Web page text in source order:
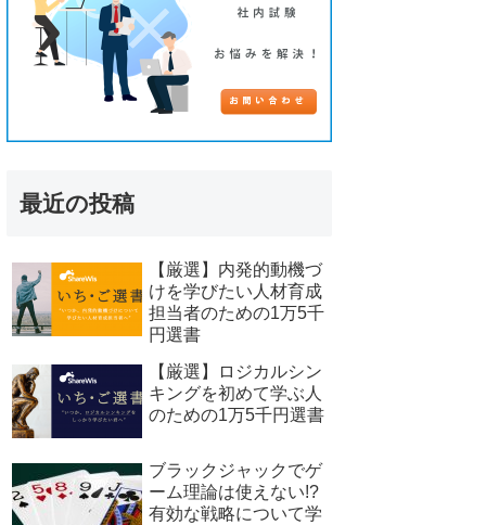
最近の投稿
【厳選】内発的動機づ
けを学びたい人材育成
担当者のための1万5千
円選書
【厳選】ロジカルシン
キングを初めて学ぶ人
のための1万5千円選書
ブラックジャックでゲ
ーム理論は使えない!?
有効な戦略について学